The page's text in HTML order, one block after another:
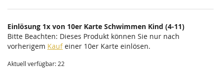
Einlösung 1x von 10er Karte Schwimmen Kind (4-11)
Bitte Beachten: Dieses Produkt können Sie nur nach
vorherigem Kaufeiner 10er Karte einlösen.
Aktuell verfügbar: 22